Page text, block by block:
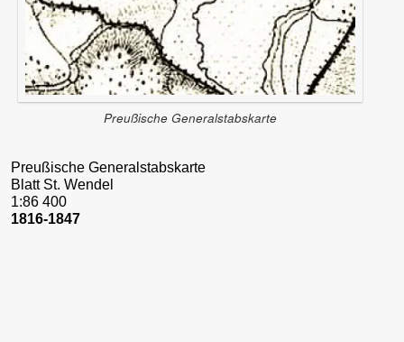
Preußische Generalstabskarte
Preußische Generalstabskarte
Blatt St. Wendel
1:86 400
1816-1847